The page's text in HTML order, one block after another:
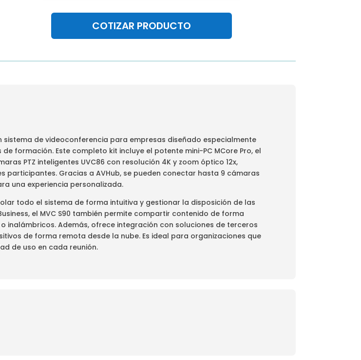
COTIZAR PRODUCTO
sistema de videoconferencia para empresas diseñado especialmente
formación. Este completo kit incluye el potente mini-PC MCore Pro, el
PTZ inteligentes UVC86 con resolución 4K y zoom óptico 12x,
Gracias a AVHub, se pueden conectar hasta 9 cámaras
una experiencia personalizada.
todo el sistema de forma intuitiva y gestionar la disposición de las
el MVC S90 también permite compartir contenido de forma
inalámbricos. Además, ofrece integración con soluciones de terceros
de forma remota desde la nube. Es ideal para organizaciones que
de uso en cada reunión.